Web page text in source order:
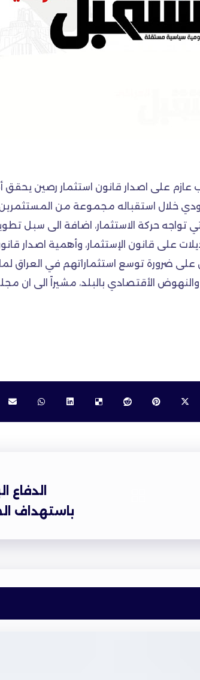
على اصدار قانون استثمار رصين يحقق
خلال استقباله مجموعة من المستثمرين
تواجه حركة الاستثمار، اضافة الى سبل
قانون الإستثمار، وأهمية اصدار قانون
ضرورة توسع استثماراتهم في العراق
الأقتصادي بالبلد، مشيراً الى ان
الدفاع
باستهداف